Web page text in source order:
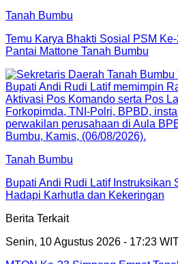
Tanah Bumbu
Temu Karya Bhakti Sosial PSM
Pantai Mattone Tanah Bumbu
Tanah Bumbu
Bupati Andi Rudi Latif Instruksikan
Hadapi Karhutla dan Kekeringan
Berita Terkait
Senin, 10 Agustus 2026 - 17:23